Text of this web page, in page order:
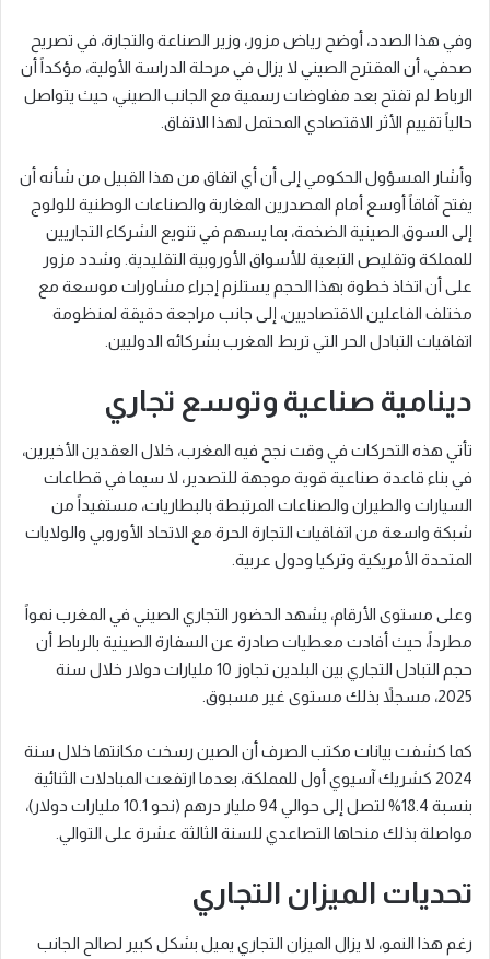
وفي هذا الصدد، أوضح رياض مزور، وزير الصناعة والتجارة، في تصريح
صحفي، أن المقترح الصيني لا يزال في مرحلة الدراسة الأولية، مؤكداً أن
الرباط لم تفتح بعد مفاوضات رسمية مع الجانب الصيني، حيث يتواصل
حالياً تقييم الأثر الاقتصادي المحتمل لهذا الاتفاق.
وأشار المسؤول الحكومي إلى أن أي اتفاق من هذا القبيل من شأنه أن
يفتح آفاقاً أوسع أمام المصدرين المغاربة والصناعات الوطنية للولوج
إلى السوق الصينية الضخمة، بما يسهم في تنويع الشركاء التجاريين
للمملكة وتقليص التبعية للأسواق الأوروبية التقليدية. وشدد مزور
على أن اتخاذ خطوة بهذا الحجم يستلزم إجراء مشاورات موسعة مع
مختلف الفاعلين الاقتصاديين، إلى جانب مراجعة دقيقة لمنظومة
اتفاقيات التبادل الحر التي تربط المغرب بشركائه الدوليين.
دينامية صناعية وتوسع تجاري
تأتي هذه التحركات في وقت نجح فيه المغرب، خلال العقدين الأخيرين،
في بناء قاعدة صناعية قوية موجهة للتصدير، لا سيما في قطاعات
السيارات والطيران والصناعات المرتبطة بالبطاريات، مستفيداً من
شبكة واسعة من اتفاقيات التجارة الحرة مع الاتحاد الأوروبي والولايات
المتحدة الأمريكية وتركيا ودول عربية.
وعلى مستوى الأرقام، يشهد الحضور التجاري الصيني في المغرب نمواً
مطرداً، حيث أفادت معطيات صادرة عن السفارة الصينية بالرباط أن
حجم التبادل التجاري بين البلدين تجاوز 10 مليارات دولار خلال سنة
2025، مسجلاً بذلك مستوى غير مسبوق.
كما كشفت بيانات مكتب الصرف أن الصين رسخت مكانتها خلال سنة
2024 كشريك آسيوي أول للمملكة، بعدما ارتفعت المبادلات الثنائية
بنسبة 18.4% لتصل إلى حوالي 94 مليار درهم (نحو 10.1 مليارات دولار)،
مواصلة بذلك منحاها التصاعدي للسنة الثالثة عشرة على التوالي.
تحديات الميزان التجاري
رغم هذا النمو، لا يزال الميزان التجاري يميل بشكل كبير لصالح الجانب